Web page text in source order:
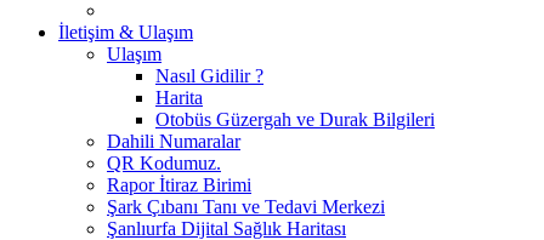
İletişim & Ulaşım
Ulaşım
Nasıl Gidilir ?
Harita
Otobüs Güzergah ve Durak Bilgileri
Dahili Numaralar
QR Kodumuz.
Rapor İtiraz Birimi
Şark Çıbanı Tanı ve Tedavi Merkezi
Şanlıurfa Dijital Sağlık Haritası